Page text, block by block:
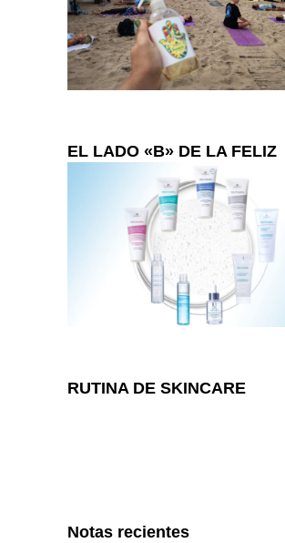
EL LADO «B» DE LA FELIZ
RUTINA DE SKINCARE
Notas recientes